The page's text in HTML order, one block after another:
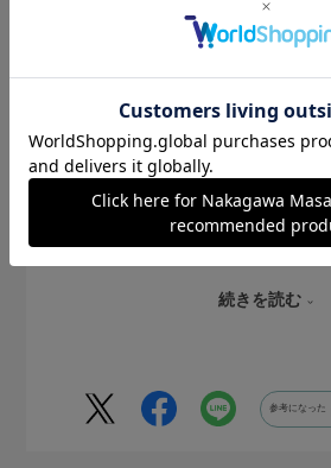
山桜のお弁当箱Mサイズ
no name
今回MサイズとLサイズを一つずつ購入
子と娘用です。娘はMサイズがちょうど
とき、木の厚みがしっかりとして重厚な
る必要があります。わっぱのお弁当以外
る、そして漏れにくい厚みのあるもの
続きを読む
参考になった